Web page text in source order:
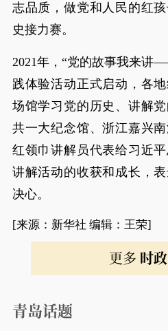
志品质，做党和人民的红
史接力赛。
2021年，“党的故事我来讲
践体验活动正式启动，各
场馆学习党的历史、讲解
共一大纪念馆、浙江嘉兴
红领巾讲解员代表给习近
讲解活动的收获和成长，
决心。
[来源：新华社 编辑：王荣]
更多 时政
青岛话题